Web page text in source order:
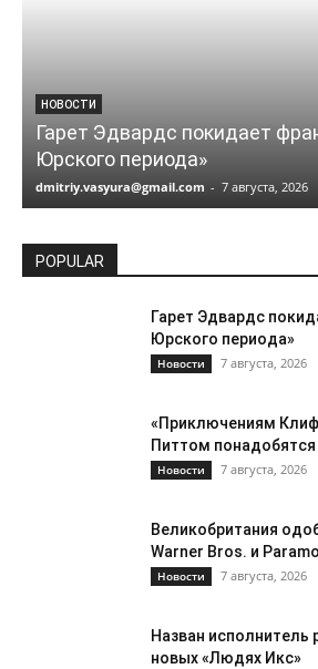
НОВОСТИ
Гарет Эдвардс покидает
Юрского периода»
dmitriy.vasyura@gmail.com - 7 августа, 2026
POPULAR
Гарет Эдвардс
Юрского периода»
Новости 7 августа, 2026
«Приключениям
Питтом
Новости 7 августа, 2026
Великобритания
Warner Bros. и
Новости 7 августа, 2026
Назван исполнитель
новых «Людях Икс»